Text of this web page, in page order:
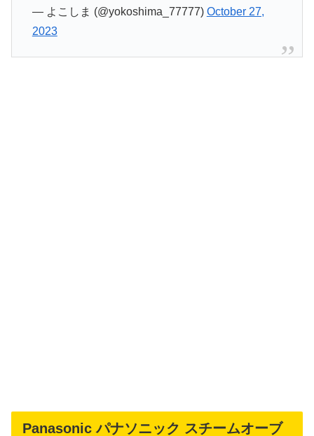
— よこしま (@yokoshima_77777) October 27,
2023
Panasonic パナソニック スチームオーブ